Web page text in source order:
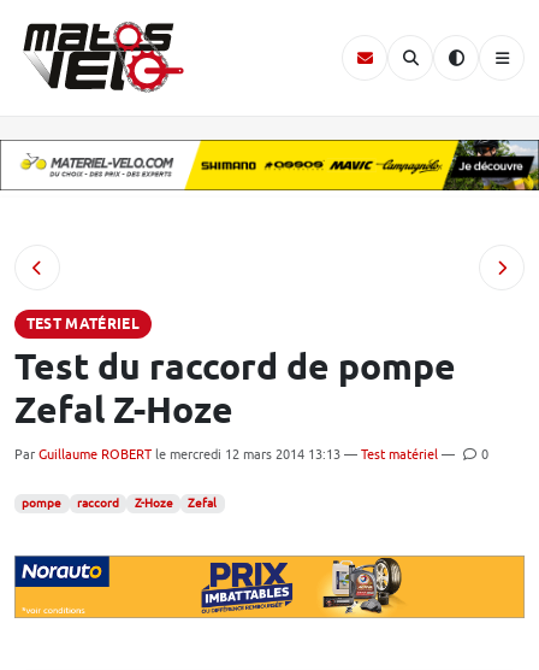
TEST MATÉRIEL
Test du raccord de pompe
Zefal Z-Hoze
Par Guillaume ROBERT le mercredi 12 mars 2014 13:13 — Test matériel — 0
pompe raccord Z-Hoze Zefal